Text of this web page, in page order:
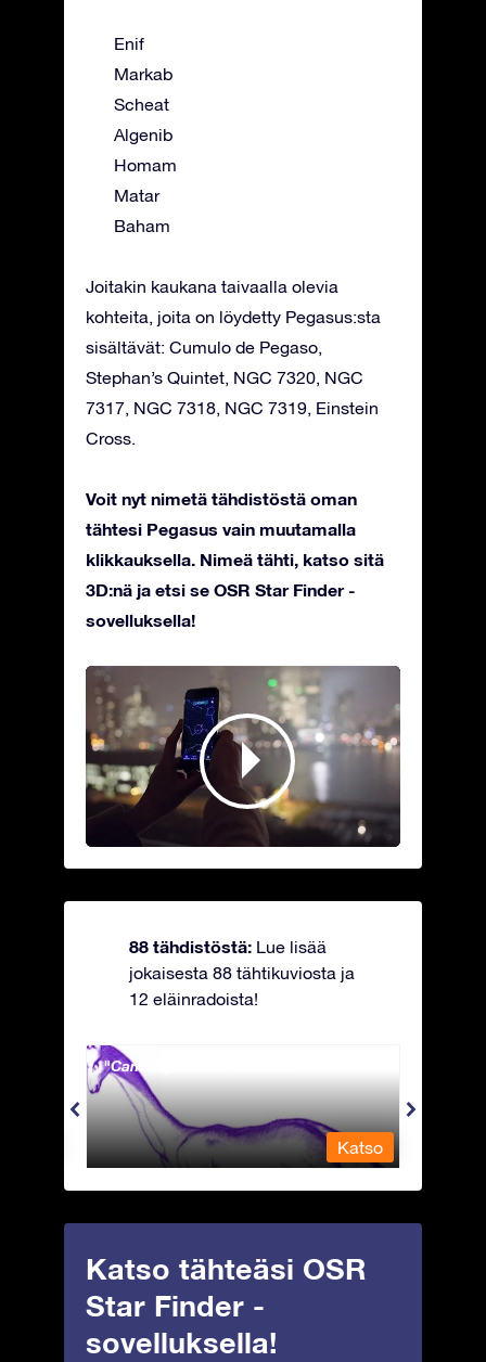
Enif
Markab
Scheat
Algenib
Homam
Matar
Baham
Joitakin kaukana taivaalla olevia
kohteita, joita on löydetty Pegasus:sta
sisältävät: Cumulo de Pegaso,
Stephan’s Quintet, NGC 7320, NGC
7317, NGC 7318, NGC 7319, Einstein
Cross.
Voit nyt nimetä tähdistöstä oman
tähtesi Pegasus vain muutamalla
klikkauksella. Nimeä tähti, katso sitä
3D:nä ja etsi se OSR Star Finder -
sovelluksella!
88 tähdistöstä: Lue lisää
jokaisesta 88 tähtikuviosta ja
12 eläinradoista!
Camelopardalis - Kirahvi
Katso
Katso tähteäsi OSR
Star Finder -
sovelluksella!